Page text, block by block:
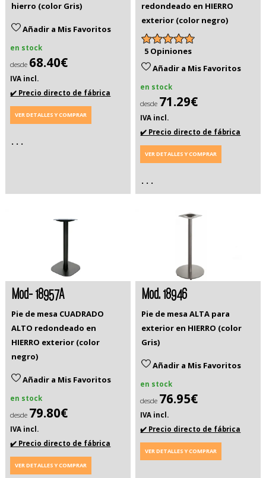
hierro (color Gris)
Añadir a Mis Favoritos
en stock
desde 68.40€
IVA incl.
✔️ Precio directo de fábrica
VER DETALLES Y COMPRAR
. . .
redondeado en HIERRO
exterior (color negro)
5 Opiniones
Añadir a Mis Favoritos
en stock
desde 71.29€
IVA incl.
✔️ Precio directo de fábrica
VER DETALLES Y COMPRAR
. . .
Mod- 18957A
Pie de mesa CUADRADO
ALTO redondeado en
HIERRO exterior (color
negro)
Añadir a Mis Favoritos
en stock
desde 79.80€
IVA incl.
✔️ Precio directo de fábrica
VER DETALLES Y COMPRAR
Mod. 18946
Pie de mesa ALTA para
exterior en HIERRO (color
Gris)
Añadir a Mis Favoritos
en stock
desde 76.95€
IVA incl.
✔️ Precio directo de fábrica
VER DETALLES Y COMPRAR